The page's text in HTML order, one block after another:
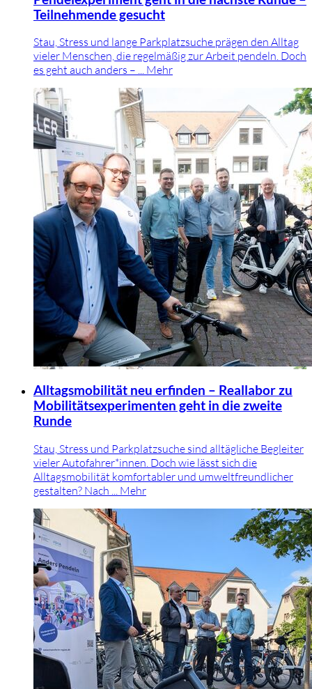
Teilnehmende gesucht
Stau, Stress und lange Parkplatzsuche prägen den Alltag
vieler Menschen, die regelmäßig zur Arbeit pendeln. Doch
es geht auch anders – ... Mehr
Alltagsmobilität neu erfinden – Reallabor zu
Mobilitätsexperimenten geht in die zweite
Runde
Stau, Stress und Parkplatzsuche sind alltägliche Begleiter
vieler Autofahrer*innen. Doch wie lässt sich die
Alltagsmobilität komfortabler und umweltfreundlicher
gestalten? Nach ... Mehr